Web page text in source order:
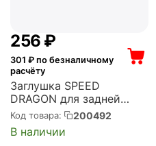
‍256‍ ₽
301 ₽ по безналичному
расчёту
Заглушка SPEED
DRAGON для задней
панели корпуса, SP без
разъема (SE-BKTS-V483-
1X25)
Код товара: 200492
В наличии